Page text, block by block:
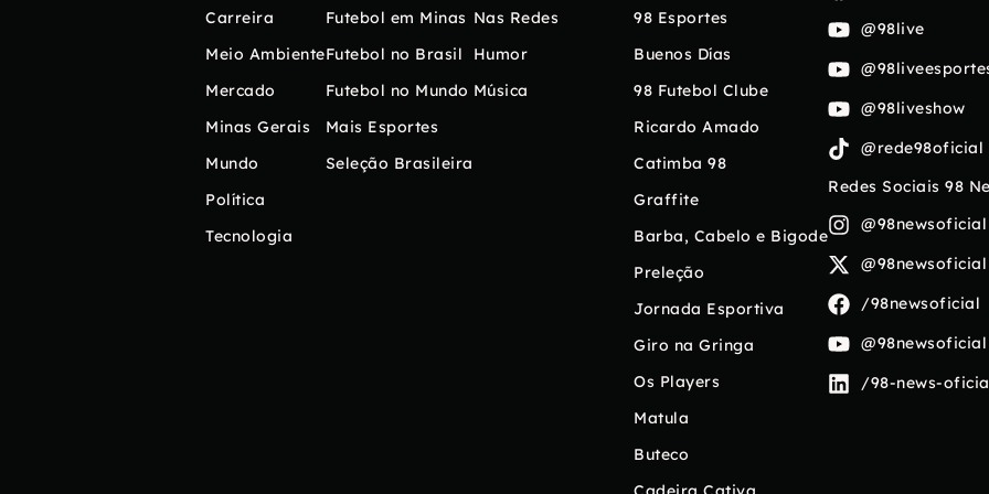
Carreira
Meio Ambiente
Mercado
Minas Gerais
Mundo
Política
Tecnologia
Futebol em Minas
Futebol no Brasil
Futebol no Mundo
Mais Esportes
Seleção Brasileira
Nas Redes
Humor
Música
98 Esportes
Buenos Días
98 Futebol Clube
Ricardo Amado
Catimba 98
Graffite
Barba, Cabelo e Bigode
Preleção
Jornada Esportiva
Giro na Gringa
Os Players
Matula
Buteco
@98live
@98liveshow
@rede98oficial
Redes Sociais 98
@98newsoficial
@98newsoficial
/98newsoficial
@98newsoficial
/98-news-